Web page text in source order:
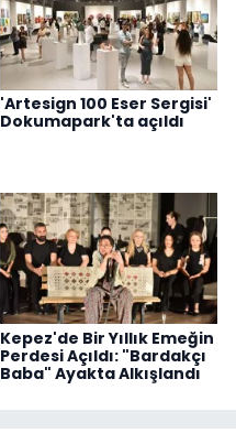
'Artesign 100 Eser Sergisi'
Dokumapark'ta açıldı
Kepez'de Bir Yıllık Emeğin
Perdesi Açıldı: "Bardakçı
Baba" Ayakta Alkışlandı